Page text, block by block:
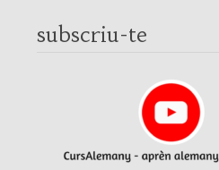
subscriu-te